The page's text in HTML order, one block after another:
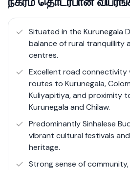
Sumangala Thero, who famously
with the Sinhalese lion flag in
event in Sri Lanka's history.
its meaning in Sinhalese, "place
is linked to ancient legends about
Wariyapola provides a serene
environment. The town’s
driven by agriculture, with
paddy, coconut, and rubber
Wariyapola hosts the Sri Lanka
which plays a pivotal role in
training, further boosting the
Situated in the Kurunegala
balance of rural tranquillity
centres.
Excellent road connectivity
routes to Kurunegala,
Kuliyapitiya, and proximity
Kurunegala and Chilaw.
Predominantly Sinhalese
vibrant cultural festivals
heritage.
Strong sense of